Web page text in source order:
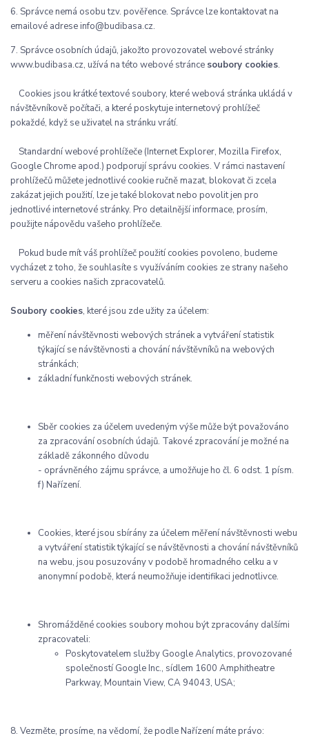
6. Správce nemá osobu tzv. pověřence. Správce lze kontaktovat na
emailové adrese info@budibasa.cz.
7. Správce osobních údajů, jakožto provozovatel webové stránky
www.budibasa.cz, užívá na této webové stránce soubory cookies.
Cookies jsou krátké textové soubory, které webová stránka ukládá v
návštěvníkově počítači, a které poskytuje internetový prohlížeč
pokaždé, když se uživatel na stránku vrátí.
Standardní webové prohlížeče (Internet Explorer, Mozilla Firefox,
Google Chrome apod.) podporují správu cookies. V rámci nastavení
prohlížečů můžete jednotlivé cookie ručně mazat, blokovat či zcela
zakázat jejich použití, lze je také blokovat nebo povolit jen pro
jednotlivé internetové stránky. Pro detailnější informace, prosím,
použijte nápovědu vašeho prohlížeče.
Pokud bude mít váš prohlížeč použití cookies povoleno, budeme
vycházet z toho, že souhlasíte s využíváním cookies ze strany našeho
serveru a cookies našich zpracovatelů.
Soubory cookies, které jsou zde užity za účelem:
měření návštěvnosti webových stránek a vytváření statistik
týkající se návštěvnosti a chování návštěvníků na webových
stránkách;
základní funkčnosti webových stránek.
Sběr cookies za účelem uvedeným výše může být považováno
za zpracování osobních údajů. Takové zpracování je možné na
základě zákonného důvodu
- oprávněného zájmu správce, a umožňuje ho čl. 6 odst. 1 písm.
f) Nařízení.
Cookies, které jsou sbírány za účelem měření návštěvnosti webu
a vytváření statistik týkající se návštěvnosti a chování návštěvníků
na webu, jsou posuzovány v podobě hromadného celku a v
anonymní podobě, která neumožňuje identifikaci jednotlivce.
Shromážděné cookies soubory mohou být zpracovány dalšími
zpracovateli:
Poskytovatelem služby Google Analytics, provozované
společností Google Inc., sídlem 1600 Amphitheatre
Parkway, Mountain View, CA 94043, USA;
8. Vezměte, prosíme, na vědomí, že podle Nařízení máte právo: